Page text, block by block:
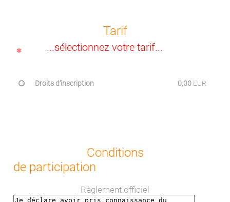
Tarif
...sélectionnez votre tarif...
Droits d'inscription 0,00 EUR
Conditions
de participation
Règlement officiel